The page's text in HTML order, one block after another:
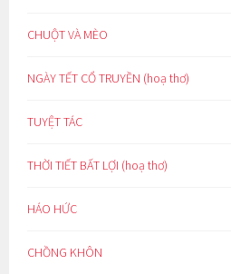
CHUỘT VÀ MÈO
NGÀY TẾT CỔ TRUYỀN (hoạ thơ)
TUYỆT TÁC
THỜI TIẾT BẤT LỢI (hoạ thơ)
HÁO HỨC
CHỒNG KHÔN